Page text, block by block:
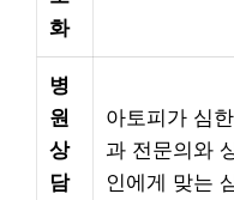
화
병
원
상
담
아토피가 심
과 전문의와
인에게 맞는